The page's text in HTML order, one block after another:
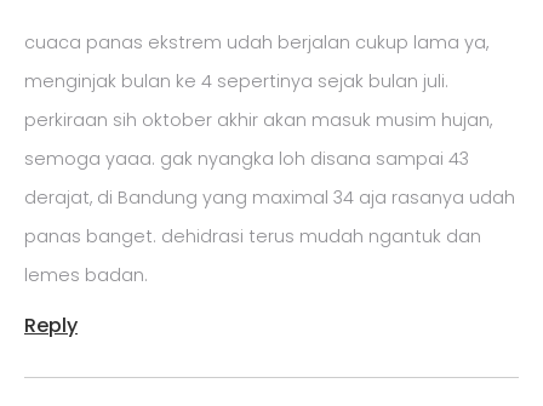
cuaca panas ekstrem udah berjalan cukup lama ya,
menginjak bulan ke 4 sepertinya sejak bulan juli.
perkiraan sih oktober akhir akan masuk musim hujan,
semoga yaaa. gak nyangka loh disana sampai 43
derajat, di Bandung yang maximal 34 aja rasanya udah
panas banget. dehidrasi terus mudah ngantuk dan
lemes badan.
Reply